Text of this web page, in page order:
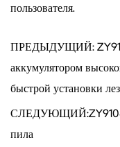
пользователя.
ПРЕДЫДУЩИЙ:
аккумулятором
быстрой установки
СЛЕДУЮЩИЙ:ZY9108
пила